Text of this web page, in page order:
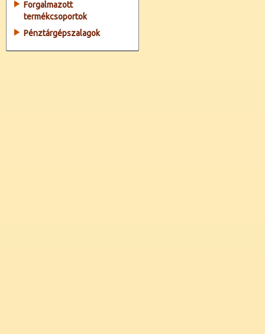
Forgalmazott
termékcsoportok
Pénztárgépszalagok